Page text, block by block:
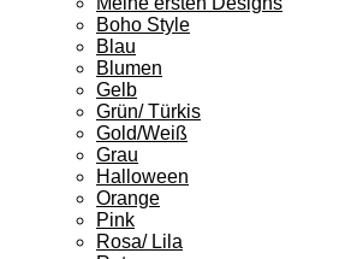
Boho Style
Blau
Blumen
Gelb
Grün/ Türkis
Gold/Weiß
Grau
Halloween
Orange
Pink
Rosa/ Lila